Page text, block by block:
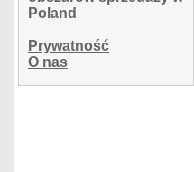
Poland
Prywatność
O nas